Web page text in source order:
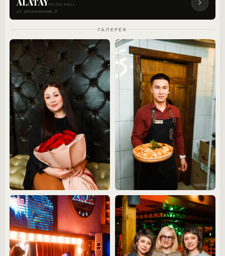
ALATAYMUSIC HALL
ул. Штурманская, 21
ГАЛЕРЕЯ